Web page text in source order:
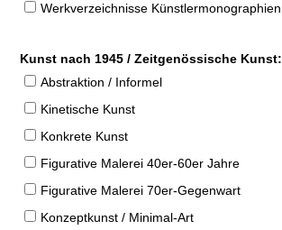
Werkverzeichnisse Künstlermonographien
Kunst nach 1945 / Zeitgenössische Kunst:
Abstraktion / Informel
Kinetische Kunst
Konkrete Kunst
Figurative Malerei 40er-60er Jahre
Figurative Malerei 70er-Gegenwart
Konzeptkunst / Minimal-Art